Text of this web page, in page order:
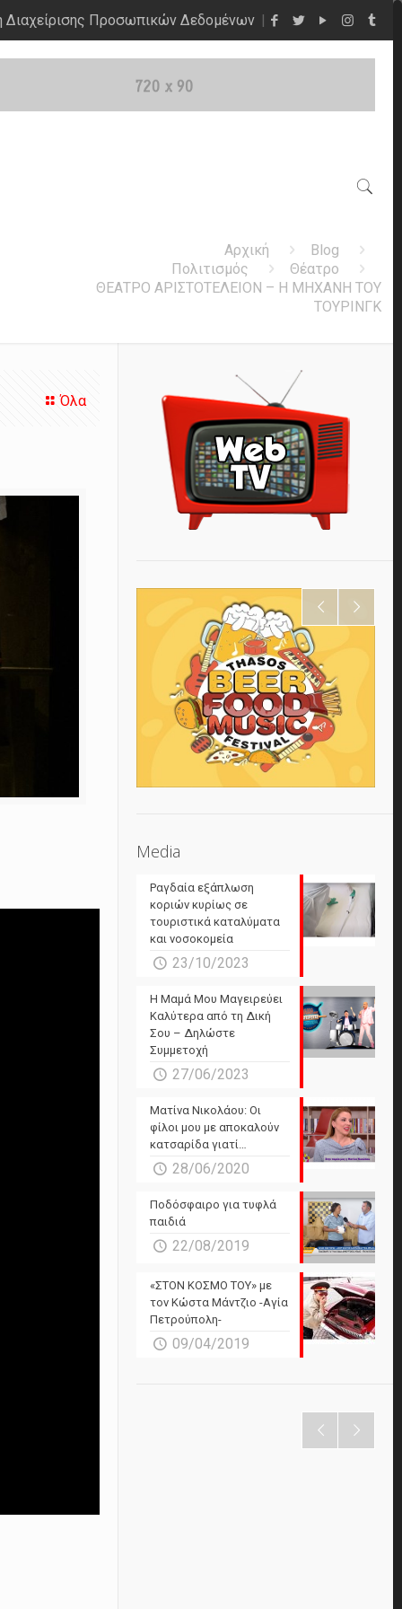
Διαχείρισης Προσωπικών Δεδομένων
Αρχική
Blog
Πολιτισμός
Θέατρο
ΘΕΑΤΡΟ ΑΡΙΣΤΟΤΕΛΕΙΟΝ – Η ΜΗΧΑΝΗ ΤΟΥ
TΟΥΡΙΝΓΚ
Όλα
Media
Ραγδαία εξάπλωση
κοριών κυρίως σε
τουριστικά καταλύματα
και νοσοκομεία
23/10/2023
Η Μαμά Μου Μαγειρεύει
Καλύτερα από τη Δική
Σου – Δηλώστε
Συμμετοχή
27/06/2023
Ματίνα Νικολάου: Οι
φίλοι μου με αποκαλούν
κατσαρίδα γιατί…
28/06/2020
Ποδόσφαιρο για τυφλά
παιδιά
22/08/2019
«ΣΤΟΝ ΚΟΣΜΟ ΤΟΥ» με
τον Κώστα Μάντζιο -Αγία
Πετρούπολη-
09/04/2019